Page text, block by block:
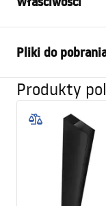
Materiał:
Rodzaj baterii:
Sposób montażu:
Regulacja wysokości:
Wysokość min.:
Wysokość max.:
Wylewka wannowa:
Pliki do
Informacje
Warunki
Produkty